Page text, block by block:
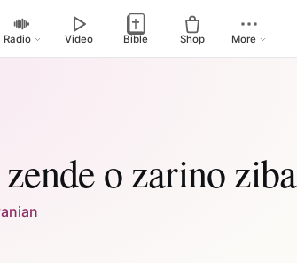
Radio Video Bible Shop More
o zarino ziba